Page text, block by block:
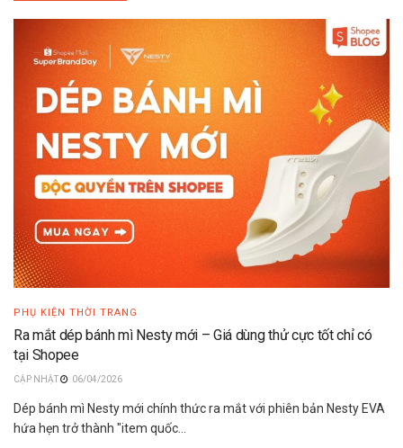
PHỤ KIỆN THỜI TRANG
Ra mắt dép bánh mì Nesty mới – Giá dùng thử cực tốt chỉ có
tại Shopee
06/04/2026
Dép bánh mì Nesty mới chính thức ra mắt với phiên bản Nesty EVA
hứa hẹn trở thành "item quốc...